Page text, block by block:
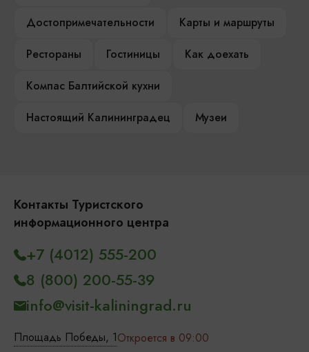
Достопримечательности
Карты и маршруты
Рестораны
Гостиницы
Как доехать
Компас Балтийской кухни
Настоящий Калининградец
Музеи
Контакты Туристского
информационного центра
Площадь Победы, 1Откроется в 09:00
+7 (4012) 555-200
8 (800) 200-55-39
info@visit-kaliningrad.ru